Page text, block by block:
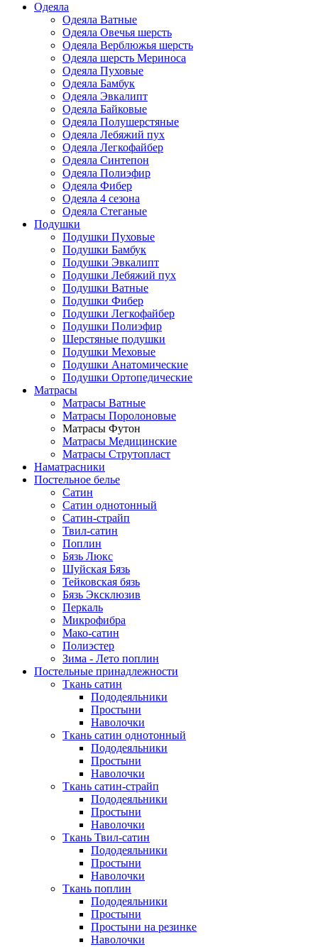
Одеяла
Одеяла Ватные
Одеяла Овечья шерсть
Одеяла Верблюжья шерсть
Одеяла шерсть Мериноса
Одеяла Пуховые
Одеяла Бамбук
Одеяла Эвкалипт
Одеяла Байковые
Одеяла Полушерстяные
Одеяла Лебяжий пух
Одеяла Легкофайбер
Одеяла Синтепон
Одеяла Полиэфир
Одеяла Фибер
Одеяла 4 сезона
Одеяла Стеганые
Подушки
Подушки Пуховые
Подушки Бамбук
Подушки Эвкалипт
Подушки Лебяжий пух
Подушки Ватные
Подушки Фибер
Подушки Легкофайбер
Подушки Полиэфир
Шерстяные подушки
Подушки Меховые
Подушки Анатомические
Подушки Ортопедические
Матрасы
Матрасы Ватные
Матрасы Поролоновые
Матрасы Футон
Матрасы Медицинские
Матрасы Струтопласт
Наматрасники
Постельное белье
Сатин
Сатин однотонный
Сатин-страйп
Твил-сатин
Поплин
Бязь Люкс
Шуйская Бязь
Тейковская бязь
Бязь Эксклюзив
Перкаль
Микрофибра
Мако-сатин
Полиэстер
Зима - Лето поплин
Постельные принадлежности
Ткань сатин
Пододеяльники
Простыни
Наволочки
Ткань сатин однотонный
Пододеяльники
Простыни
Наволочки
Ткань сатин-страйп
Пододеяльники
Простыни
Наволочки
Ткань Твил-сатин
Пододеяльники
Простыни
Наволочки
Ткань поплин
Пододеяльники
Простыни
Простыни на резинке
Наволочки